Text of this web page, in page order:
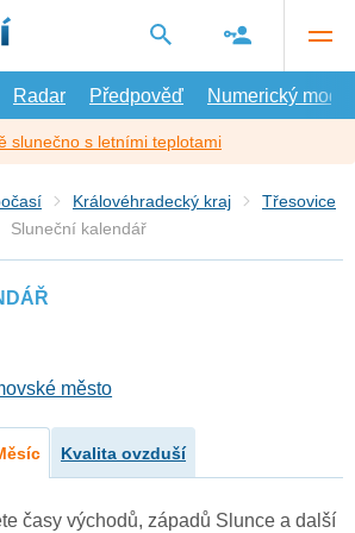
Radar Předpověď Numerický model
slunečno s letními teplotami
Královéhradecký kraj
Třesovice
Sluneční kalendář
město
Kvalita ovzduší
časy východů, západů Slunce a další